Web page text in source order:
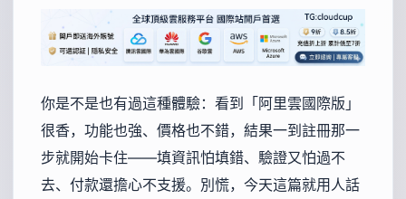
你是不是也有過這種體驗：看到「阿里雲國際版」
很香，功能也強、價格也不錯，結果一到註冊那一
步就開始卡住——填資訊怕填錯、驗證又怕過不
去、付款還擔心不支援。別慌，今天這篇就用人話